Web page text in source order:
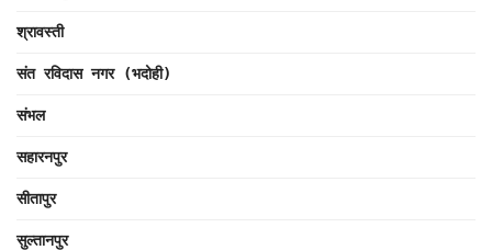
श्रावस्ती
संत रविदास नगर (भदोही)
संभल
सहारनपुर
सीतापुर
सुल्तानपुर